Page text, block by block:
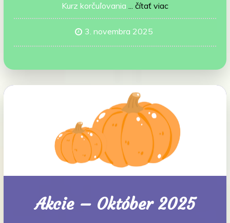
Kurz korčuľovania ... čítať viac
3. novembra 2025
Akcie – Október 2025